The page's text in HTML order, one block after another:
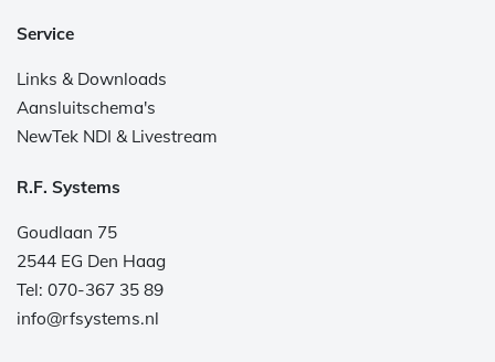
Service
Links & Downloads
Aansluitschema's
NewTek NDI & Livestream
R.F. Systems
Goudlaan 75
2544 EG Den Haag
Tel: 070-367 35 89
info@rfsystems.nl